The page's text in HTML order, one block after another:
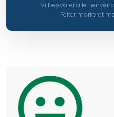
Vi besvarer alle
Felter markeret